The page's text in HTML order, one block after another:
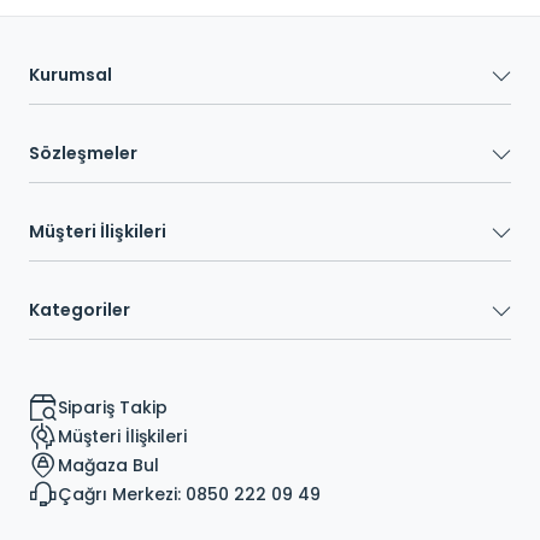
Kurumsal
Sözleşmeler
Müşteri İlişkileri
Kategoriler
Sipariş Takip
Müşteri İlişkileri
Mağaza Bul
Çağrı Merkezi: 0850 222 09 49